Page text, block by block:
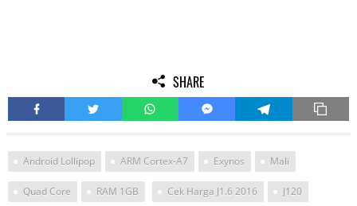
SHARE
Android Lollipop ARM Cortex-A7 Exynos Mali
Quad Core RAM 1GB Cek Harga J1.6 2016 J120